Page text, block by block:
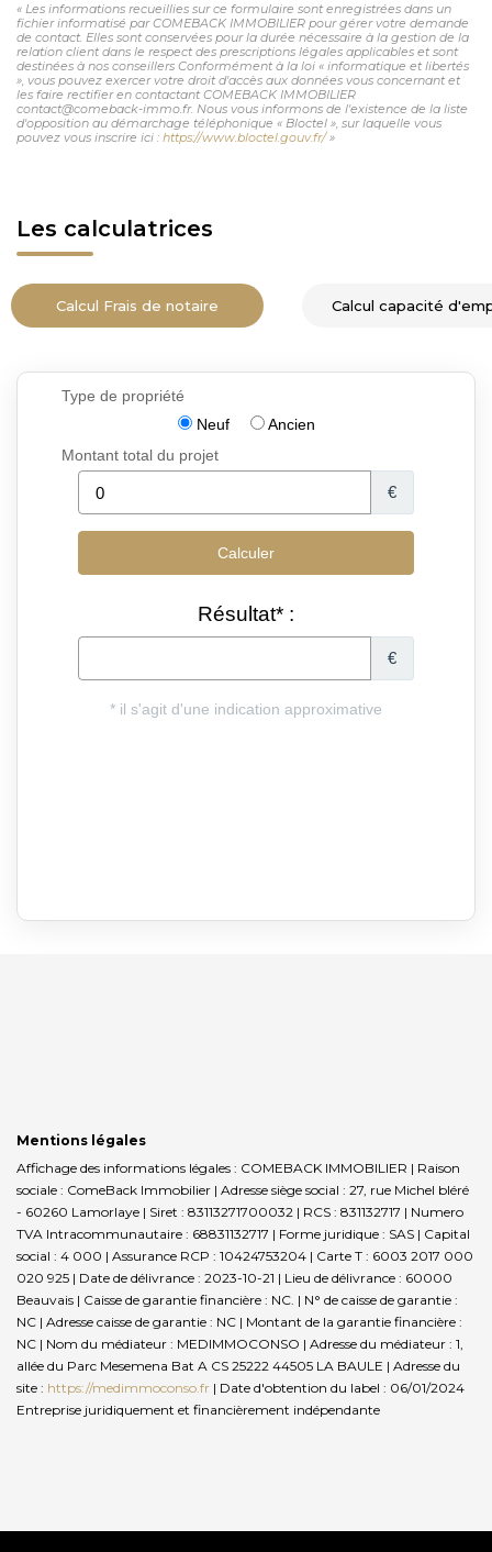
« Les informations recueillies sur ce formulaire sont enregistrées dans un
fichier informatisé par COMEBACK IMMOBILIER pour gérer votre demande
de contact. Elles sont conservées pour la durée nécessaire à la gestion de la
relation client dans le respect des prescriptions légales applicables et sont
destinées à nos conseillers Conformément à la loi « informatique et libertés
», vous pouvez exercer votre droit d'accès aux données vous concernant et
les faire rectifier en contactant COMEBACK IMMOBILIER
contact@comeback-immo.fr. Nous vous informons de l'existence de la liste
d'opposition au démarchage téléphonique « Bloctel », sur laquelle vous
pouvez vous inscrire ici : https://www.bloctel.gouv.fr/»
Les calculatrices
Calcul Frais de notaire Calcul capacité
Mentions légales
Affichage des informations légales : COMEBACK IMMOBILIER | Raison
sociale : ComeBack Immobilier | Adresse siège social : 27, rue Michel bléré
- 60260 Lamorlaye | Siret : 83113271700032 | RCS : 831132717 | Numero
TVA Intracommunautaire : 68831132717 | Forme juridique : SAS | Capital
social : 4 000 | Assurance RCP : 10424753204 | Carte T : 6003 2017 000
020 925 | Date de délivrance : 2023-10-21 | Lieu de délivrance : 60000
Beauvais | Caisse de garantie financière : NC. | N° de caisse de garantie :
NC | Adresse caisse de garantie : NC | Montant de la garantie financière :
NC | Nom du médiateur : MEDIMMOCONSO | Adresse du médiateur : 1,
allée du Parc Mesemena Bat A CS 25222 44505 LA BAULE | Adresse du
site : https://medimmoconso.fr | Date d'obtention du label : 06/01/2024
Entreprise juridiquement et financièrement indépendante